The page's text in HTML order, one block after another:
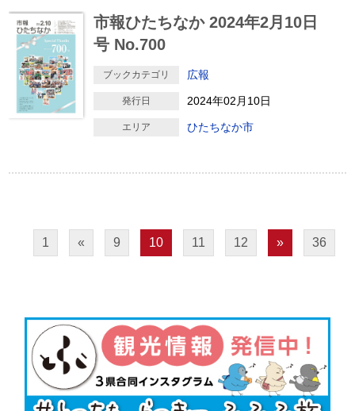
市報ひたちなか 2024年2月10日
号 No.700
ブックカテゴリ 広報
発行日 2024年02月10日
エリア ひたちなか市
1 « 9 10 11 12 » 36